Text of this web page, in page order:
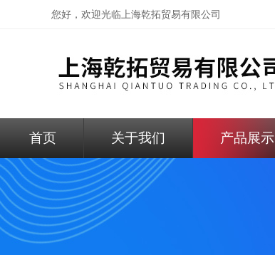
您好，欢迎光临上海乾拓贸易有限公司
首页 关于我们 产品展示